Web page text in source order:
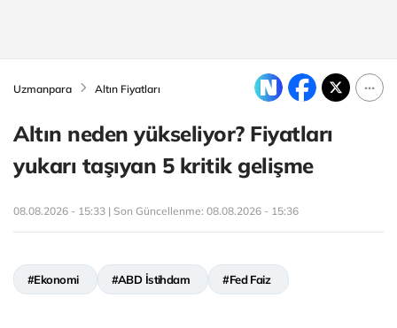
Uzmanpara Altın Fiyatları
Altın neden yükseliyor? Fiyatları
yukarı taşıyan 5 kritik gelişme
08.08.2026 - 15:33 | Son Güncellenme: 08.08.2026 - 15:36
#Ekonomi #ABD İstihdam #Fed Faiz